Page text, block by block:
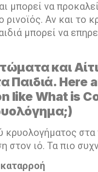
μπορεί να
ρινοϊός. Αν και το
μπορεί να
και
Παιδιά. Here
like What is
στα
στον ιό. Τα πιο
καταρροή